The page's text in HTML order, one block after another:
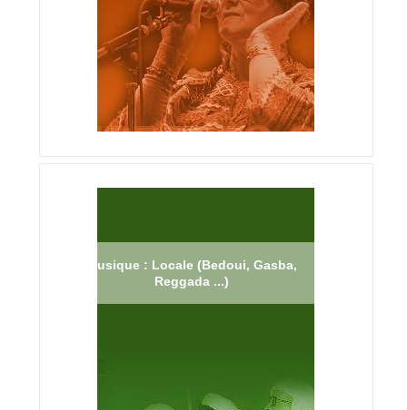
Musique : Locale (Bedoui, Gasba,
Reggada ...)